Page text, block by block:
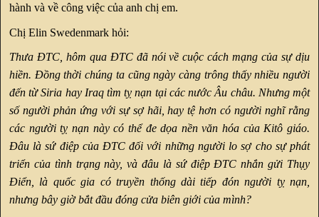
hành và về công việc của anh chị em.
Chị Elin Swedenmark hỏi:
Thưa ĐTC, hôm qua ĐTC đã nói về cuộc cách mạng của sự dịu
hiền. Đồng thời chúng ta cũng ngày càng trông thấy nhiều người
đến từ Siria hay Iraq tìm tỵ nạn tại các nước Âu châu. Nhưng một
số người phản ứng với sự sợ hãi, hay tệ hơn có người nghĩ rằng
các người tỵ nạn này có thể đe dọa nền văn hóa của Kitô giáo.
Đâu là sứ điệp của ĐTC đối với những người lo sợ cho sự phát
triển của tình trạng này, và đâu là sứ điệp ĐTC nhắn gửi Thụy
Điển, là quốc gia có truyền thống dài tiếp đón người tỵ nạn,
nhưng bây giờ bắt đầu đóng cửa biên giới của mình?